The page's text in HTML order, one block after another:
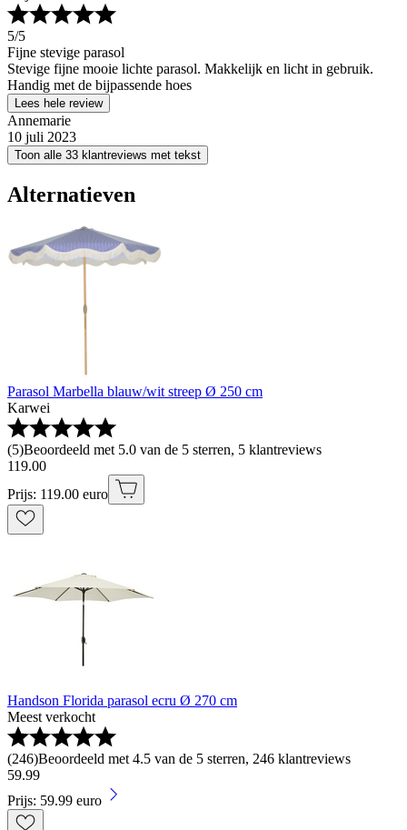
5/5
Fijne stevige parasol
Stevige fijne mooie lichte parasol. Makkelijk en licht in gebruik.
Handig met de bijpassende hoes
Lees hele review
Annemarie
10 juli 2023
Toon alle 33 klantreviews met tekst
Alternatieven
Parasol Marbella blauw/wit streep Ø 250 cm
Karwei
(5)Beoordeeld met 5.0 van de 5 sterren, 5 klantreviews
119.00
Prijs: 119.00 euro
Handson Florida parasol ecru Ø 270 cm
Meest verkocht
(246)Beoordeeld met 4.5 van de 5 sterren, 246 klantreviews
59.99
Prijs: 59.99 euro